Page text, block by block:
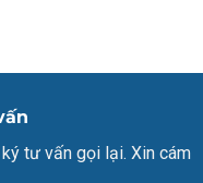
tư vấn gọi lại. Xin cám